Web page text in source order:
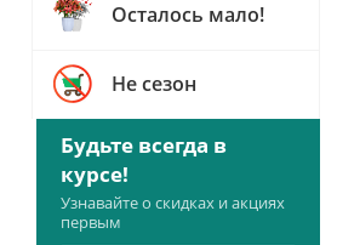
Осталось мало!
Не сезон
Будьте всегда в
курсе!
Узнавайте о скидках и акциях
первым